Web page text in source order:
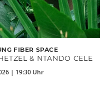
FIBER SPACE
& NTANDO CELE
| 19:30 Uhr